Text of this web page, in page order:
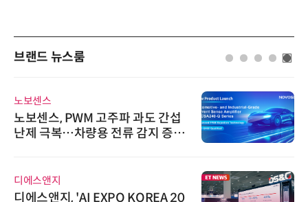
브랜드 뉴스룸
노보센스
노보센스, PWM 고주파 과도 간섭
난제 극복…차량용 전류 감지 증폭
디에스앤지
디에스앤지, 'AI EXPO KOREA 20